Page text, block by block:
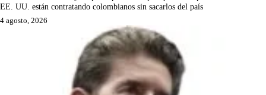
EE. UU. están contratando colombianos sin sacarlos del país
4 agosto, 2026